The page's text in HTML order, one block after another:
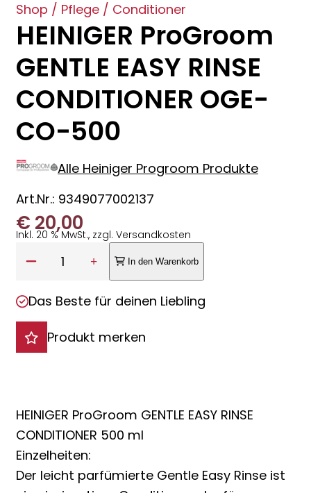
Shop / Pflege / Conditioner
HEINIGER ProGroom
GENTLE EASY RINSE
CONDITIONER OGE-
CO-500
Alle Heiniger Progroom Produkte
Art.Nr.: 9349077002137
€ 20,00
Inkl. 20 % MwSt., zzgl. Versandkosten
1 In den Warenkorb
Das Beste für deinen Liebling
Produkt merken
HEINIGER ProGroom GENTLE EASY RINSE
CONDITIONER 500 ml
Einzelheiten:
Der leicht parfümierte Gentle Easy Rinse ist